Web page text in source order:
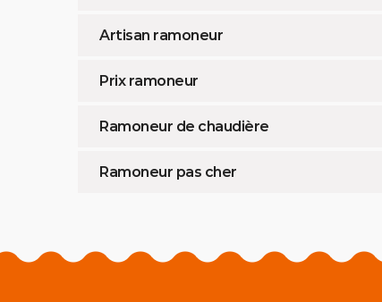
Artisan ramoneur
Prix ramoneur
Ramoneur de chaudière
Ramoneur pas cher